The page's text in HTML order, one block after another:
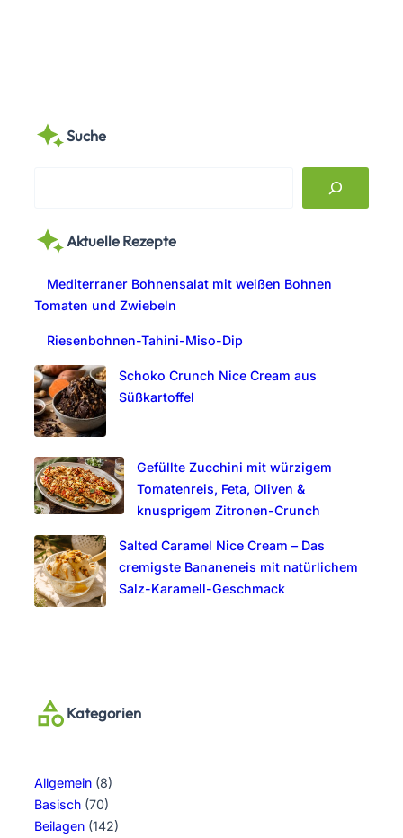
Suche
r
Aktuelle Rezepte
Mediterraner Bohnensalat mit weißen Bohnen
Tomaten und Zwiebeln
Riesenbohnen-Tahini-Miso-Dip
Schoko Crunch Nice Cream aus
Süßkartoffel
Gefüllte Zucchini mit würzigem
Tomatenreis, Feta, Oliven &
knusprigem Zitronen-Crunch
Salted Caramel Nice Cream – Das
cremigste Bananeneis mit natürlichem
Salz-Karamell-Geschmack
Kategorien
Allgemein (8)
Basisch (70)
Beilagen (142)